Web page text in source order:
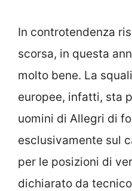
In controtendenza
scorsa, in questa
molto bene. La
europee, infatti, sta
uomini di Allegri di
esclusivamente sul
per le posizioni di
dichiarato da